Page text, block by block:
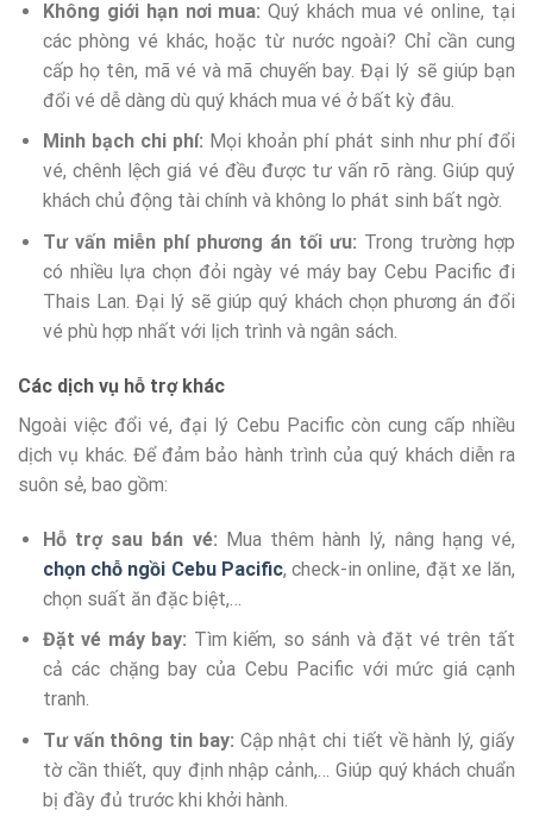
Không giới hạn nơi mua: Quý khách mua vé online, tại
các phòng vé khác, hoặc từ nước ngoài? Chỉ cần cung
cấp họ tên, mã vé và mã chuyến bay. Đại lý sẽ giúp bạn
đổi vé dễ dàng dù quý khách mua vé ở bất kỳ đâu.
Minh bạch chi phí: Mọi khoản phí phát sinh như phí đổi
vé, chênh lệch giá vé đều được tư vấn rõ ràng. Giúp quý
khách chủ động tài chính và không lo phát sinh bất ngờ.
Tư vấn miễn phí phương án tối ưu: Trong trường hợp
có nhiều lựa chọn đỏi ngày vé máy bay Cebu Pacific đi
Thais Lan. Đại lý sẽ giúp quý khách chọn phương án đổi
vé phù hợp nhất với lịch trình và ngân sách.
Các dịch vụ hỗ trợ khác
Ngoài việc đổi vé, đại lý Cebu Pacific còn cung cấp nhiều
dịch vụ khác. Để đảm bảo hành trình của quý khách diễn ra
suôn sẻ, bao gồm:
Hỗ trợ sau bán vé: Mua thêm hành lý, nâng hạng vé,
chọn chỗ ngồi Cebu Pacific, check-in online, đặt xe lăn,
chọn suất ăn đặc biệt,…
Đặt vé máy bay: Tìm kiếm, so sánh và đặt vé trên tất
cả các chặng bay của Cebu Pacific với mức giá cạnh
tranh.
Tư vấn thông tin bay: Cập nhật chi tiết về hành lý, giấy
tờ cần thiết, quy định nhập cảnh,… Giúp quý khách chuẩn
bị đầy đủ trước khi khởi hành.